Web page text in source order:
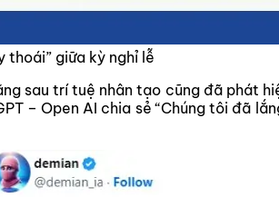
thoái” giữa kỳ nghỉ lễ
sau trí tuệ nhân tạo cũng đã phát
– Open AI chia sẻ “Chúng tôi đã